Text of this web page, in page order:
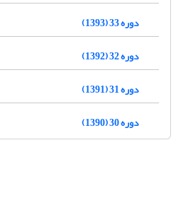
دوره 33 (1393)
دوره 32 (1392)
دوره 31 (1391)
دوره 30 (1390)